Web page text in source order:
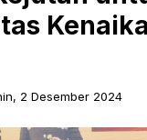
2 Desember 2024